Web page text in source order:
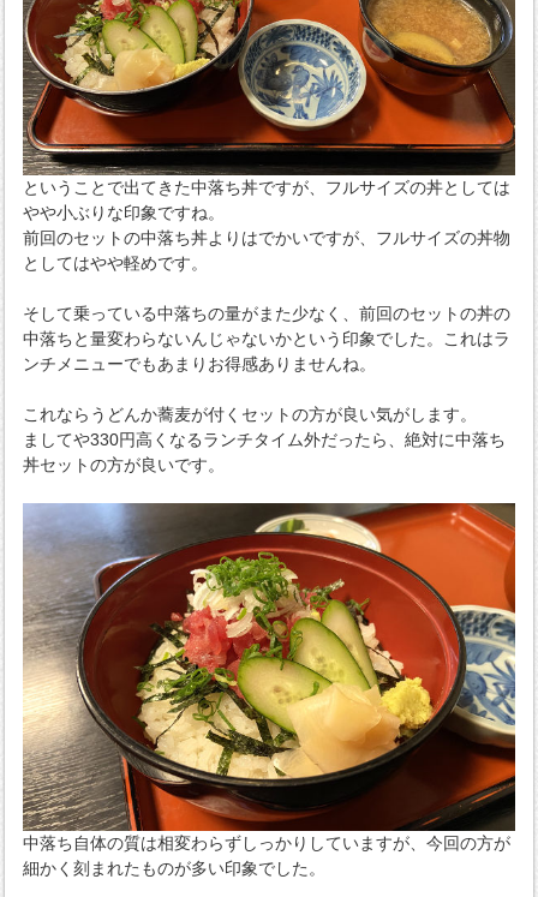
ということで出てきた中落ち丼ですが、フルサイズの丼としては
やや小ぶりな印象ですね。
前回のセットの中落ち丼よりはでかいですが、フルサイズの丼物
としてはやや軽めです。
そして乗っている中落ちの量がまた少なく、前回のセットの丼の
中落ちと量変わらないんじゃないかという印象でした。これはラ
ンチメニューでもあまりお得感ありませんね。
これならうどんか蕎麦が付くセットの方が良い気がします。
ましてや330円高くなるランチタイム外だったら、絶対に中落ち
丼セットの方が良いです。
中落ち自体の質は相変わらずしっかりしていますが、今回の方が
細かく刻まれたものが多い印象でした。